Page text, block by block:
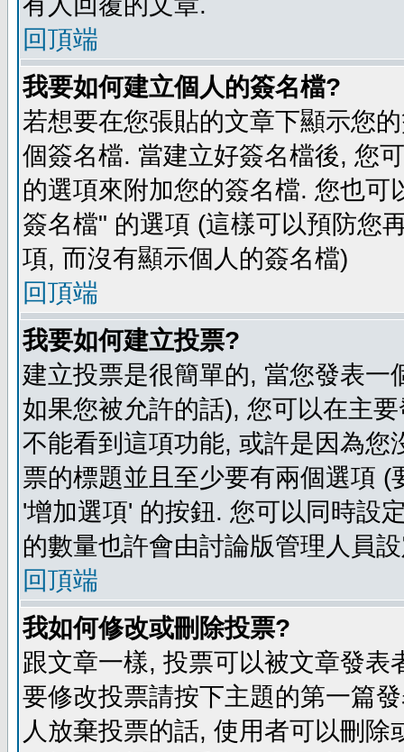
回頂端
我要如何建立個人的簽名檔?
若想要在您張貼的文章下顯示您
個簽名檔. 當建立好簽名檔後, 您
的選項來附加您的簽名檔. 您也
簽名檔" 的選項 (這樣可以預防您
項, 而沒有顯示個人的簽名檔)
回頂端
我要如何建立投票?
建立投票是很簡單的, 當您發表
如果您被允許的話), 您可以在主
不能看到這項功能, 或許是因為
票的標題並且至少要有兩個選項
'增加選項' 的按鈕. 您可以同時設
的數量也許會由討論版管理人員
回頂端
我如何修改或刪除投票?
跟文章一樣, 投票可以被文章發
要修改投票請按下主題的第一篇
人放棄投票的話, 使用者可以刪